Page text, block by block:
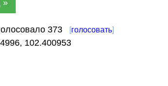
»
373 [голосовать]
, 102.400953